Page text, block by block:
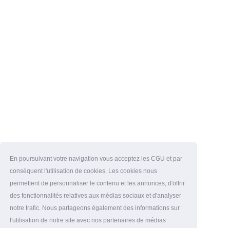
En poursuivant votre navigation vous acceptez les CGU et par
conséquent l'utilisation de cookies. Les cookies nous
permettent de personnaliser le contenu et les annonces, d'offrir
des fonctionnalités relatives aux médias sociaux et d'analyser
notre trafic. Nous partageons également des informations sur
l'utilisation de notre site avec nos partenaires de médias